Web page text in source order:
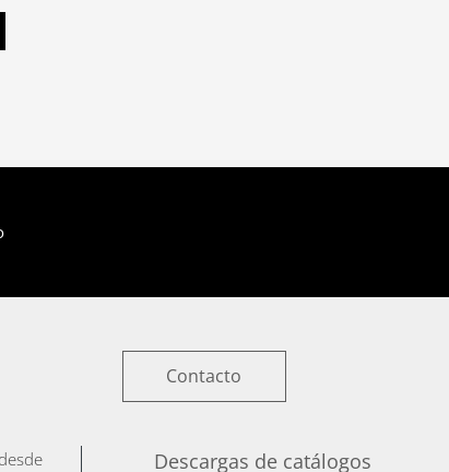
Contacto
Descargas de catálogos